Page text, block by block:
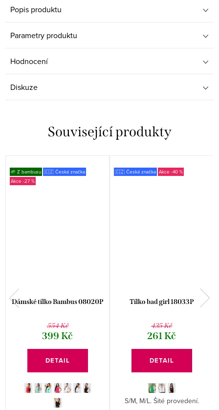
Popis produktu
Parametry produktu
Hodnocení
Diskuze
Související produkty
🌱 Z bambusu 🇨🇿 Česká značka
-27 %
Dámské tílko Bambus 08020P
554 Kč
399 Kč
DETAIL
🇨🇿 Česká značka -40 %
Tílko bad girl 18033P
435 Kč
261 Kč
DETAIL
S/M, M/L. Šité provedení.